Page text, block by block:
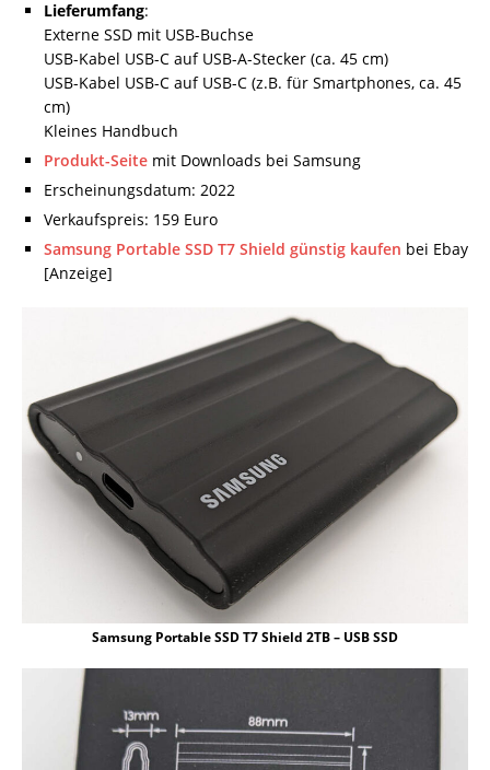
Lieferumfang:
Externe SSD mit USB-Buchse
USB-Kabel USB-C auf USB-A-Stecker (ca. 45 cm)
USB-Kabel USB-C auf USB-C (z.B. für Smartphones, ca. 45
cm)
Kleines Handbuch
Produkt-Seite mit Downloads bei Samsung
Erscheinungsdatum: 2022
Verkaufspreis: 159 Euro
Samsung Portable SSD T7 Shield günstig kaufen bei Ebay
[Anzeige]
Samsung Portable SSD T7 Shield 2TB – USB SSD